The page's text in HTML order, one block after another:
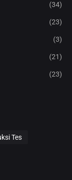
(34)
(23)
(3)
(21)
(23)
Tes